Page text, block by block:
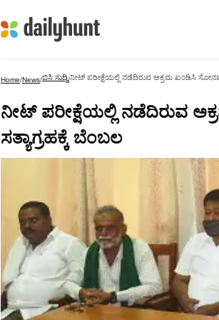
Home/News/ಬಿಸಿ ಸುದ್ದಿ/ನೀಟ್ ಪರೀಕ್ಷೆಯಲ್ಲಿ ನಡೆದಿರುವ ಅಕ್ರಮ ಖಂಡಿಸಿ ಸೋನಮ್
ನೀಟ್ ಪರೀಕ್ಷೆಯಲ್ಲಿ ನಡೆದಿರುವ
ಸತ್ಯಾಗ್ರಹಕ್ಕೆ ಬೆಂಬಲ